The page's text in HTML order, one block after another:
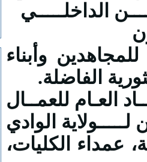
الداخلـــــي
وأبناء
الفاضلة.
العـام للعمــال
لـــــولاية الوادي
عمداء الكليات،